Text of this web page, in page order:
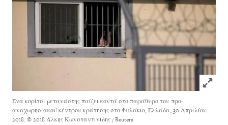
Click
Ένα κορίτσι μετανάστης παίζει κοντά στο παράθυρο του προ-
αναχωρησιακού κέντρου κράτησης στο Φυλάκιο, Ελλάδα, 30 Απριλίου
2018. © 2018 Άλκης Κωνσταντινίδης / Reuters